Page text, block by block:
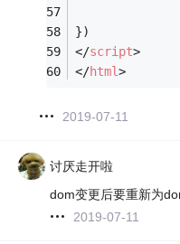
})
</script>
</html>
2019-07-11
讨厌走开啦
dom变更后要重新为
2019-07-11